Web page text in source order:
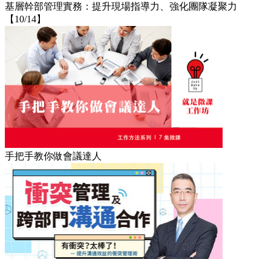
基層幹部管理實務：提升現場指導力、強化團隊凝聚力
【10/14】
手把手教你做會議達人